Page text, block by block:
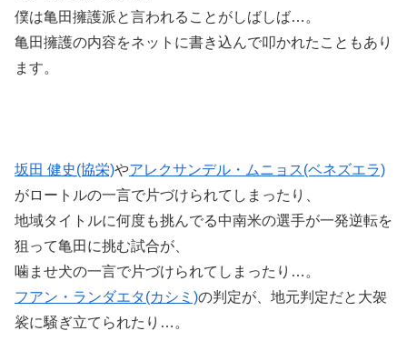
僕は亀田擁護派と言われることがしばしば…。
亀田擁護の内容をネットに書き込んで叩かれたこともあり
ます。
坂田 健史(協栄)やアレクサンデル・ムニョス(ベネズエラ)
がロートルの一言で片づけられてしまったり、
地域タイトルに何度も挑んでる中南米の選手が一発逆転を
狙って亀田に挑む試合が、
噛ませ犬の一言で片づけられてしまったり…。
フアン・ランダエタ(カシミ)の判定が、地元判定だと大袈
裟に騒ぎ立てられたり…。